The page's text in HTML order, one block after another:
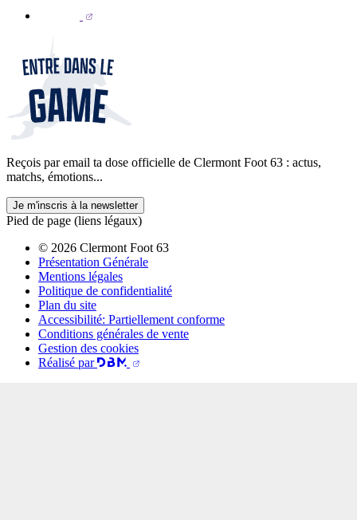
Reçois par email ta dose officielle de Clermont Foot 63 : actus,
matchs, émotions...
Je m'inscris à la newsletter
Pied de page (liens légaux)
© 2026 Clermont Foot 63
Présentation Générale
Mentions légales
Politique de confidentialité
Plan du site
Accessibilité: Partiellement conforme
Conditions générales de vente
Gestion des cookies
Réalisé par